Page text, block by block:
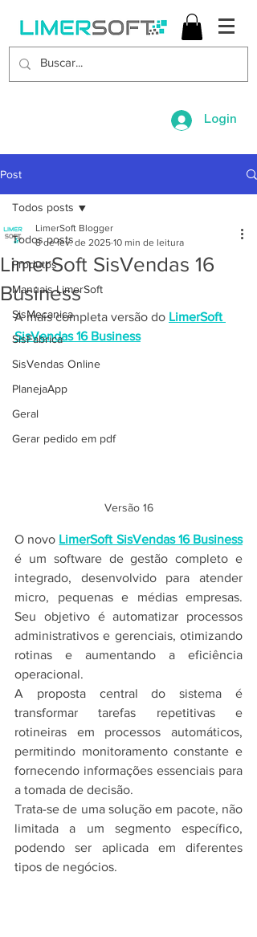
Login
Post
Todos posts
Produtos
Manuais LimerSoft
SisMecanica
SisFabrica
SisVendas Online
PlanejaApp
Geral
Gerar pedido em pdf
Todos posts
LimerSoft SisVendas 16
Business
LimerSoft Blogger
8 de fev. de 2025 10 min de leitura
A mais completa versão do LimerSoft
SisVendas 16 Business
Versão 16
O novo LimerSoft SisVendas 16 Business
é um software de gestão completo e
integrado, desenvolvido para atender
micro, pequenas e médias empresas.
Seu objetivo é automatizar processos
administrativos e gerenciais, otimizando
rotinas e aumentando a eficiência
operacional.
A proposta central do sistema é
transformar tarefas repetitivas e
rotineiras em processos automáticos,
permitindo monitoramento constante e
fornecendo informações essenciais para
a tomada de decisão.
Trata-se de uma solução em pacote, não
limitada a um segmento específico,
podendo ser aplicada em diferentes
tipos de negócios.